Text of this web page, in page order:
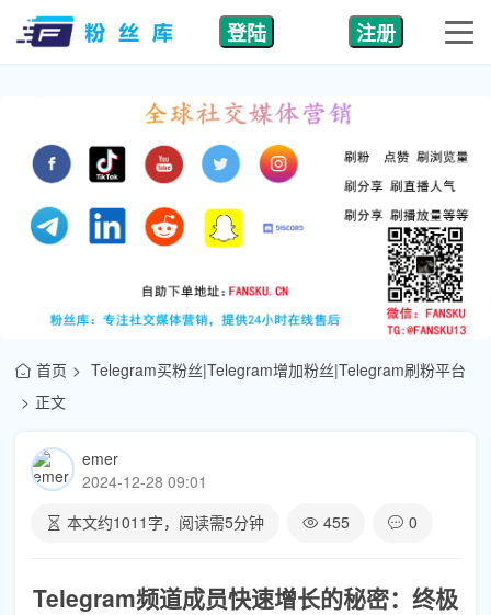
登陆 注册
首页
Telegram买粉丝|Telegram增加粉丝|Telegram刷粉平台
正文
emer
2024-12-28 09:01
本文约1011 字，阅读需5分钟 455 0
Telegram频道成员快速增长的秘密：终极